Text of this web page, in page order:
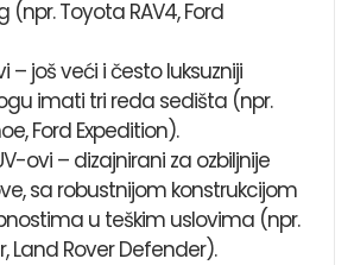
(npr. Toyota RAV4, Ford
– još veći i često luksuzniji
imati tri reda sedišta (npr.
Ford Expedition).
ovi – dizajnirani za ozbiljnije
sa robustnijom konstrukcijom
u teškim uslovima (npr.
Land Rover Defender).